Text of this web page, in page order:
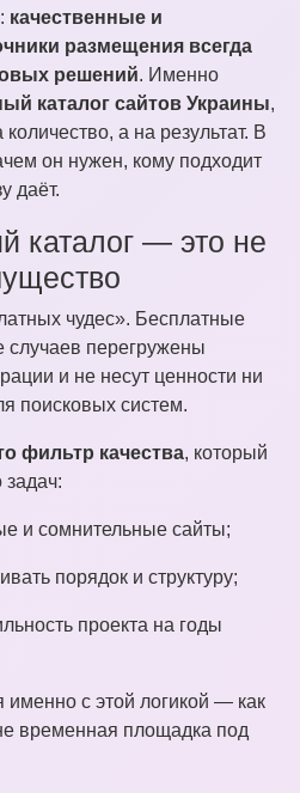
качественные и
размещения всегда
решений. Именно
каталог сайтов Украины,
а на результат. В
он нужен, кому подходит
даёт.
каталог — это не
чудес». Бесплатные
случаев перегружены
и не несут ценности ни
поисковых систем.
фильтр качества, который
задач:
и сомнительные сайты;
порядок и структуру;
проекта на годы
именно с этой логикой — как
временная площадка под